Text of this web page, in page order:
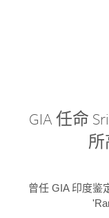
GIA 任命
曾任 GIA 印度鉴